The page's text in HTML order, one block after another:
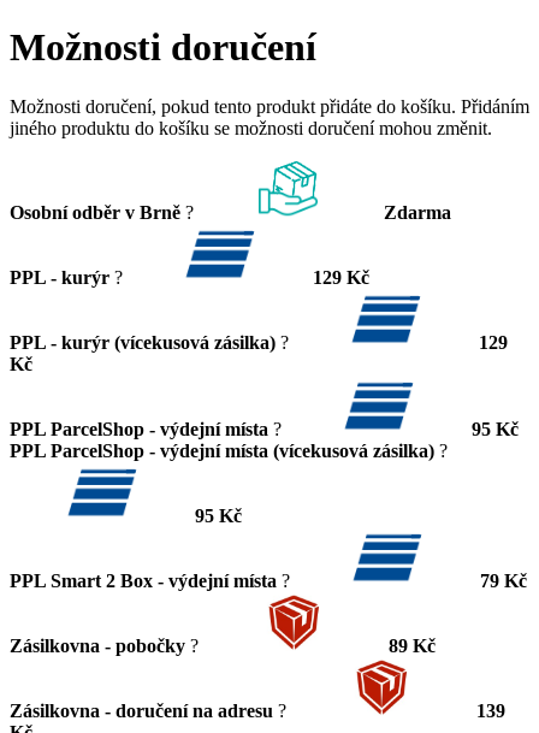
Možnosti doručení
Možnosti doručení, pokud tento produkt přidáte do košíku. Přidáním
jiného produktu do košíku se možnosti doručení mohou změnit.
Osobní odběr v Brně ? Zdarma
PPL - kurýr ? 129 Kč
PPL - kurýr (vícekusová zásilka) ?
129
Kč
PPL ParcelShop - výdejní místa ?
95 Kč
PPL ParcelShop - výdejní místa (vícekusová zásilka) ?
95 Kč
PPL Smart 2 Box - výdejní místa ? 79 Kč
Zásilkovna - pobočky ? 89 Kč
Zásilkovna - doručení na adresu ?
139